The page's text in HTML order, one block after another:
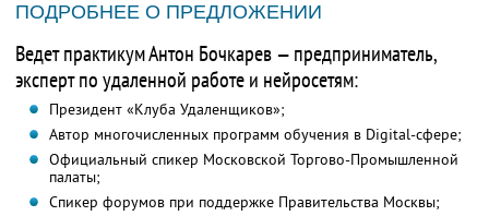
ПОДРОБНЕЕ О ПРЕДЛОЖЕНИИ
Ведет практикум Антон Бочкарев — предприниматель,
эксперт по удаленной работе и нейросетям:
Президент «Клуба Удаленщиков»;
Автор многочисленных программ обучения в Digital-сфере;
Официальный спикер Московской Торгово-Промышленной
палаты;
Спикер форумов при поддержке Правительства Москвы;